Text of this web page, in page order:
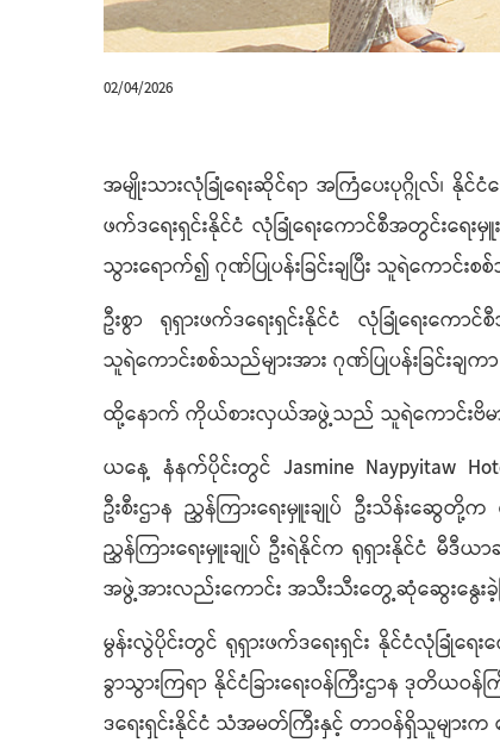
02/04/2026
အမျိုးသားလုံခြုံရေးဆိုင်ရာ အကြံပေးပုဂ္ဂိုလ်၊ နိုင်
ဖက်ဒရေးရှင်းနိုင်ငံ လုံခြုံရေးကောင်စီအတွင်းရေ
သွားရောက်၍ ဂုဏ်ပြုပန်းခြင်းချပြီး သူရဲကောင်း
ဦးစွာ ရုရှားဖက်ဒရေးရှင်းနိုင်ငံ လုံခြုံရေးကောင်
သူရဲကောင်းစစ်သည်များအား ဂုဏ်ပြုပန်းခြင်
ထို့နောက် ကိုယ်စားလှယ်အဖွဲ့သည် သူရဲကောင်းဗိမ
ယနေ့ နံနက်ပိုင်းတွင် Jasmine Naypyitaw
ဦးစီးဌာန ညွှန်ကြားရေးမှူးချုပ် ဦးသိန်းဆွေတို့
ညွှန်ကြားရေးမှူးချုပ် ဦးရဲနိုင်က ရုရှားနိုင်ငံ မီဒီ
အဖွဲ့အားလည်းကောင်း အသီးသီးတွေ့ဆုံဆွေးနွေး
မွန်းလွဲပိုင်းတွင် ရုရှားဖက်ဒရေးရှင်း နိုင်ငံလုံခြုံ
ခွာသွားကြရာ နိုင်ငံခြားရေးဝန်ကြီးဌာန ဒုတိယဝန်
ဒရေးရှင်းနိုင်ငံ သံအမတ်ကြီးနှင့် တာဝန်ရှိသူမ